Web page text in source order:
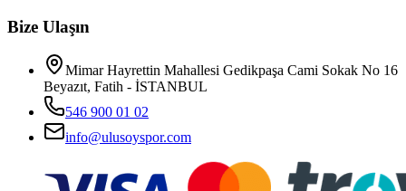
Bize Ulaşın
Mimar Hayrettin Mahallesi Gedikpaşa Cami Sokak No 16
Beyazıt, Fatih - İSTANBUL
546 900 01 02
info@ulusoyspor.com